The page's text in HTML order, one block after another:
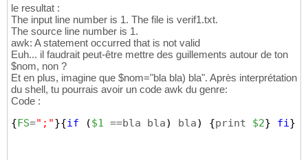
le resultat :
The input line number is 1. The file is verif1.txt.
The source line number is 1.
awk: A statement occurred that is not valid
Euh... il faudrait peut-être mettre des guillements autour de ton
$nom, non ?
Et en plus, imagine que $nom="bla bla) bla". Après interprétation
du shell, tu pourrais avoir un code awk du genre:
Code :
{FS=";"}{if ($1 ==bla bla) bla) {print $2} fi }